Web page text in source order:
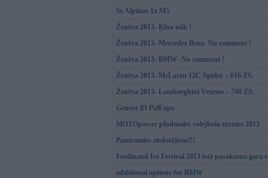
5x Alpinas 1x M5
Ženēva 2013- Ķīna nāk !
Ženēva 2013- Mercedes Benz- No comment !
Ženēva 2013- BMW- No comment !
Ženēva 2013- McLaren 12C Spider – 616 ZS.
Ženēva 2013- Lamborghini Veneno – 740 ZS.
Geneve 83 PalExpo
MOTOpower pludmales volejbola turnīrs 2013
Pateicamies ziedotājiem!!!
Ferdinand Ice Festival 2013 īstā pasakuma gara
additional options for BMW